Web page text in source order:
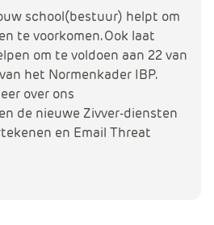
school(bestuur) helpt om
te voorkomen. Ook laat
om te voldoen aan 22 van
het Normenkader IBP.
over ons
de nieuwe Zivver-diensten
en Email Threat